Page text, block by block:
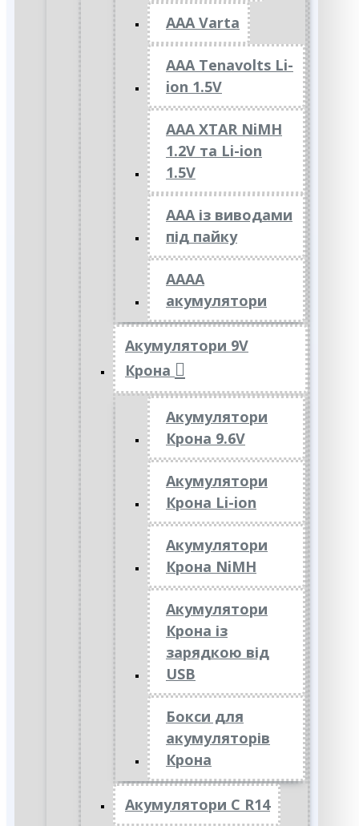
AAA Varta
AAA Tenavolts Li-
ion 1.5V
AAA XTAR NiMH
1.2V та Li-ion
1.5V
ААА із виводами
під пайку
АААА
акумулятори
Акумулятори 9V
Крона
Акумулятори
Крона 9.6V
Акумулятори
Крона Li-ion
Акумулятори
Крона NiMH
Акумулятори
Крона із
зарядкою від
USB
Бокси для
акумуляторів
Крона
Акумулятори C R14